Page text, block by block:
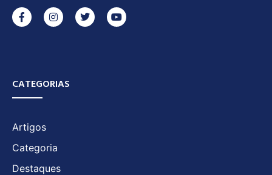
CATEGORIAS
Artigos
Categoria
Destaques